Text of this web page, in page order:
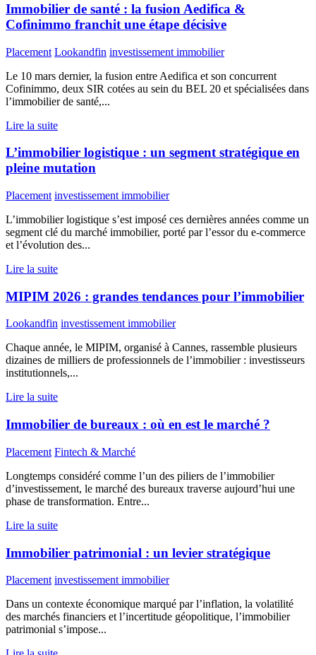
Immobilier de santé : la fusion Aedifica &
Cofinimmo franchit une étape décisive
Placement Lookandfin investissement immobilier
Le 10 mars dernier, la fusion entre Aedifica et son concurrent
Cofinimmo, deux SIR cotées au sein du BEL 20 et spécialisées dans
l’immobilier de santé,...
Lire la suite
L’immobilier logistique : un segment stratégique en
pleine mutation
Placement investissement immobilier
L’immobilier logistique s’est imposé ces dernières années comme un
segment clé du marché immobilier, porté par l’essor du e-commerce
et l’évolution des...
Lire la suite
MIPIM 2026 : grandes tendances pour l’immobilier
Lookandfin investissement immobilier
Chaque année, le MIPIM, organisé à Cannes, rassemble plusieurs
dizaines de milliers de professionnels de l’immobilier : investisseurs
institutionnels,...
Lire la suite
Immobilier de bureaux : où en est le marché ?
Placement Fintech & Marché
Longtemps considéré comme l’un des piliers de l’immobilier
d’investissement, le marché des bureaux traverse aujourd’hui une
phase de transformation. Entre...
Lire la suite
Immobilier patrimonial : un levier stratégique
Placement investissement immobilier
Dans un contexte économique marqué par l’inflation, la volatilité
des marchés financiers et l’incertitude géopolitique, l’immobilier
patrimonial s’impose...